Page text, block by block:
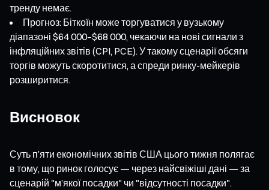
тренду немає.
Прогноз: Біткоїн може торгуватися у вузькому
діапазоні $64 000–$68 000, чекаючи на нові сигнали з
інфляційних звітів (CPI, PCE). У такому сценарії обсяги
торгів можуть скоротитися, а спреди ринку-мейкерів
розширитися.
Висновок
Суть п’яти економічних звітів США цього тижня полягає
в тому, що ринок голосує — через найсвіжіші дані — за
сценарій "м’якої посадки" чи "відсутності посадки".